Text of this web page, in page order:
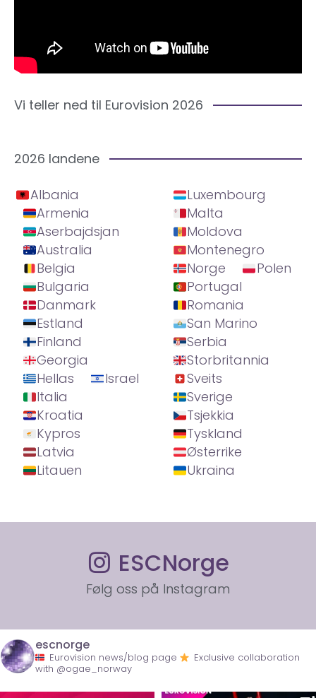
Vi teller ned til Eurovision 2026
2026 landene
Albania
Armenia
Aserbajdsjan
Australia
Belgia
Bulgaria
Danmark
Estland
Finland
Georgia
Hellas
Israel
Italia
Kroatia
Kypros
Latvia
Litauen
Luxembourg
Malta
Moldova
Montenegro
Norge
Polen
Portugal
Romania
San Marino
Serbia
Storbritannia
Sveits
Sverige
Tsjekkia
Tyskland
Østerrike
Ukraina
ESCNorge
Følg oss på Instagram
escnorge
Eurovision news/blog page
Exclusive collaboration
with @ogae_norway